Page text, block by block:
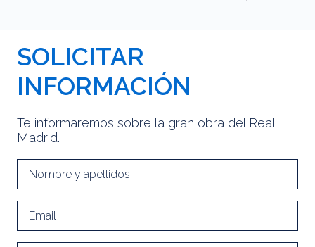
SOLICITAR
INFORMACIÓN
Te informaremos sobre la gran obra del Real
Madrid.